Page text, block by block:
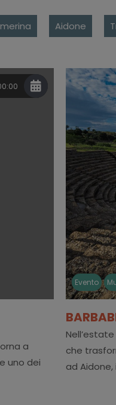
Aidone
a
uno dei
Evento
che
ad